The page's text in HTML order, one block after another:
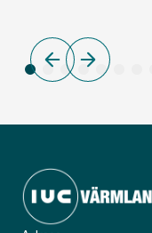
satsningar
ska
stärka
osäker
tid